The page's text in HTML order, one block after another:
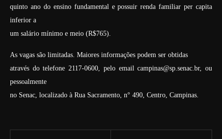
quinto ano do ensino fundamental e possuir renda familiar per capita
inferior a
um salário mínimo e meio (R$765).
As vagas são limitadas. Maiores informações podem ser obtidas
através do telefone 2117-0600, pelo email campinas@sp.senac.br, ou
pessoalmente
no Senac, localizado à Rua Sacramento, n° 490, Centro, Campinas.